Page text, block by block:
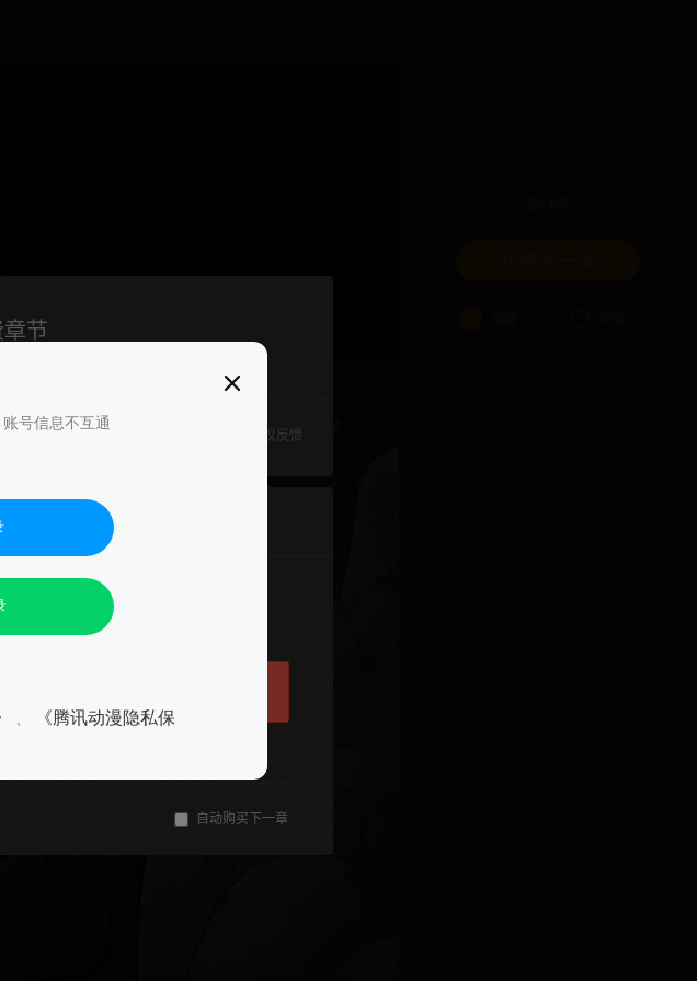
号信息不互通
《腾讯动漫隐私保